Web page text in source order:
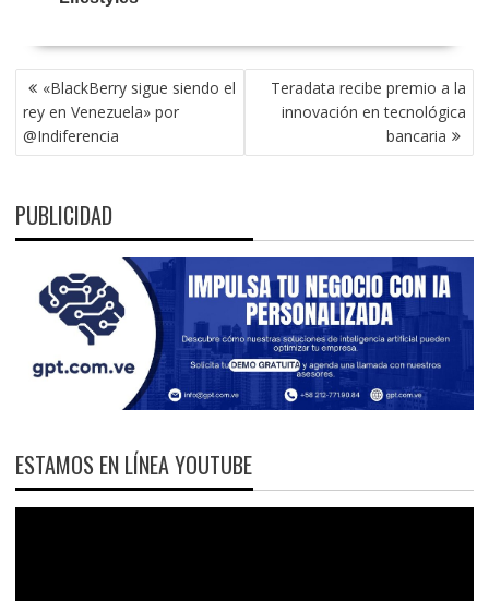
NAVEGACIÓN
DE
ENTRADAS
«BlackBerry sigue siendo el
rey en Venezuela» por
@Indiferencia
Teradata recibe premio a la
innovación en tecnológica
bancaria
PUBLICIDAD
ESTAMOS EN LÍNEA YOUTUBE